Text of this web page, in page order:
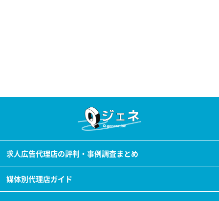
求人広告代理店の評判・事例調査まとめ
媒体別代理店ガイド